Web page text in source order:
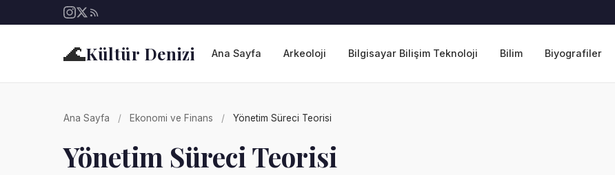
🌊Kültür Denizi Ana Sayfa Arkeoloji Bilgisayar Bilişim Teknoloji Bilim Biyografiler
Ana Sayfa / Ekonomi ve Finans / Yönetim Süreci Teorisi
Yönetim Süreci Teorisi